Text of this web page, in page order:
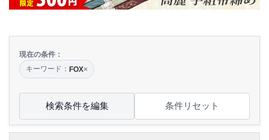
現在の条件：
キーワード： FOX×
検索条件を編集 条件リセット